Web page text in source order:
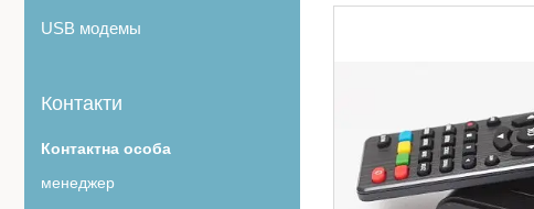
USB модемы
Контакти
менеджер